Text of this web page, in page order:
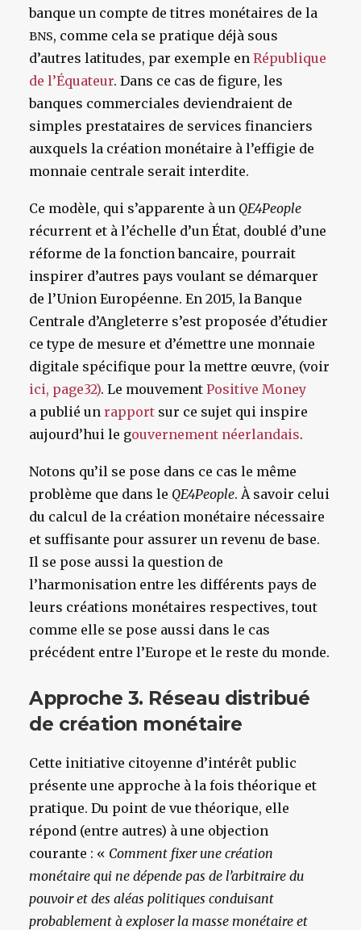
banque un compte de titres monétaires de la
BNS, comme cela se pratique déjà sous
d’autres latitudes, par exemple en République
de l’Équateur. Dans ce cas de figure, les
banques commerciales deviendraient de
simples prestataires de services financiers
auxquels la création monétaire à l’effigie de
monnaie centrale serait interdite.
Ce modèle, qui s’apparente à un QE4People
récurrent et à l’échelle d’un État, doublé d’une
réforme de la fonction bancaire, pourrait
inspirer d’autres pays voulant se démarquer
de l’Union Européenne. En 2015, la Banque
Centrale d’Angleterre s’est proposée d’étudier
ce type de mesure et d’émettre une monnaie
digitale spécifique pour la mettre œuvre, (voir
ici, page32). Le mouvement Positive Money
a publié un rapport sur ce sujet qui inspire
aujourd’hui le gouvernement néerlandais.
Notons qu’il se pose dans ce cas le même
problème que dans le QE4People. À savoir celui
du calcul de la création monétaire nécessaire
et suffisante pour assurer un revenu de base.
Il se pose aussi la question de
l’harmonisation entre les différents pays de
leurs créations monétaires respectives, tout
comme elle se pose aussi dans le cas
précédent entre l’Europe et le reste du monde.
Approche 3. Réseau distribué
de création monétaire
Cette initiative citoyenne d’intérêt public
présente une approche à la fois théorique et
pratique. Du point de vue théorique, elle
répond (entre autres) à une objection
courante : « Comment fixer une création
monétaire qui ne dépende pas de l’arbitraire du
pouvoir et des aléas politiques conduisant
probablement à exploser la masse monétaire et